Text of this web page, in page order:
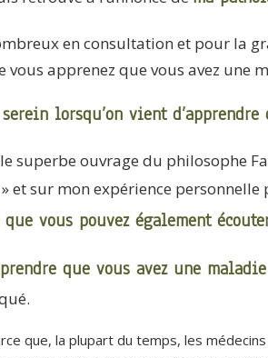
en consultation et pour la
vous apprenez que vous avez une
lorsqu’on vient
le superbe ouvrage du philosophe
» et sur mon expérience personnelle
vous pouvez également
que vous avez une
que, la plupart du temps, les